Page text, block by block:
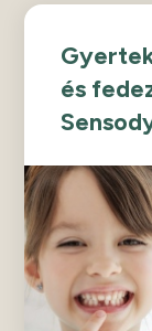
és